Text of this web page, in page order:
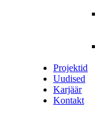
Projektid
Uudised
Karjäär
Kontakt